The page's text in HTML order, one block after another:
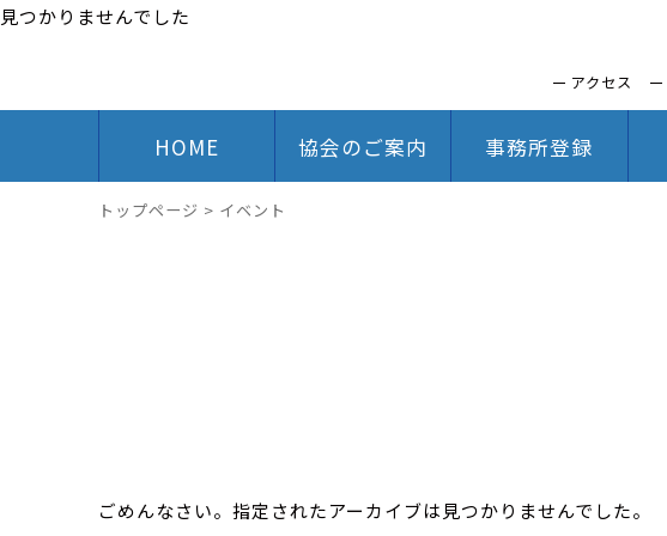
アクセス
HOME 協会のご案内 事務所登録
トップページ > イベント
見つかりませんでした
ごめんなさい。指定されたアーカイブは見つかりませんでした。